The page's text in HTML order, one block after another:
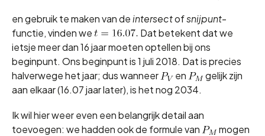
en gebruik te maken van deintersectofsnijpunt-
functie, vinden we
Dat betekent dat we
ietsje meer dan 16 jaar moeten optellen bij ons
beginpunt. Ons beginpunt is 1 juli 2018. Dat is precies
halverwege het jaar; dus wanneer
en
gelijk zijn
aan elkaar (16.07 jaar later), is het nog 2034.
Ik wil hier weer even een belangrijk detail aan
toevoegen: we hadden ook de formule van
mogen